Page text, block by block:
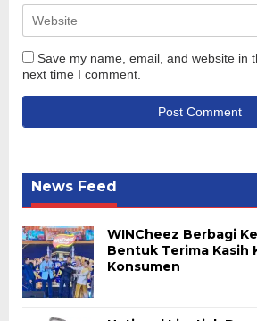
Save my name, email, and website in
next time I comment.
News Feed
WINCheez Berbagi
Bentuk Terima Kasih
Konsumen